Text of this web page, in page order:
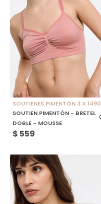
SOUTIENES PIMENTÓN 3 X 1490
SOUTIEN PIMENTÓN - BRETEL
DOBLE - MOUSSE
$ 559